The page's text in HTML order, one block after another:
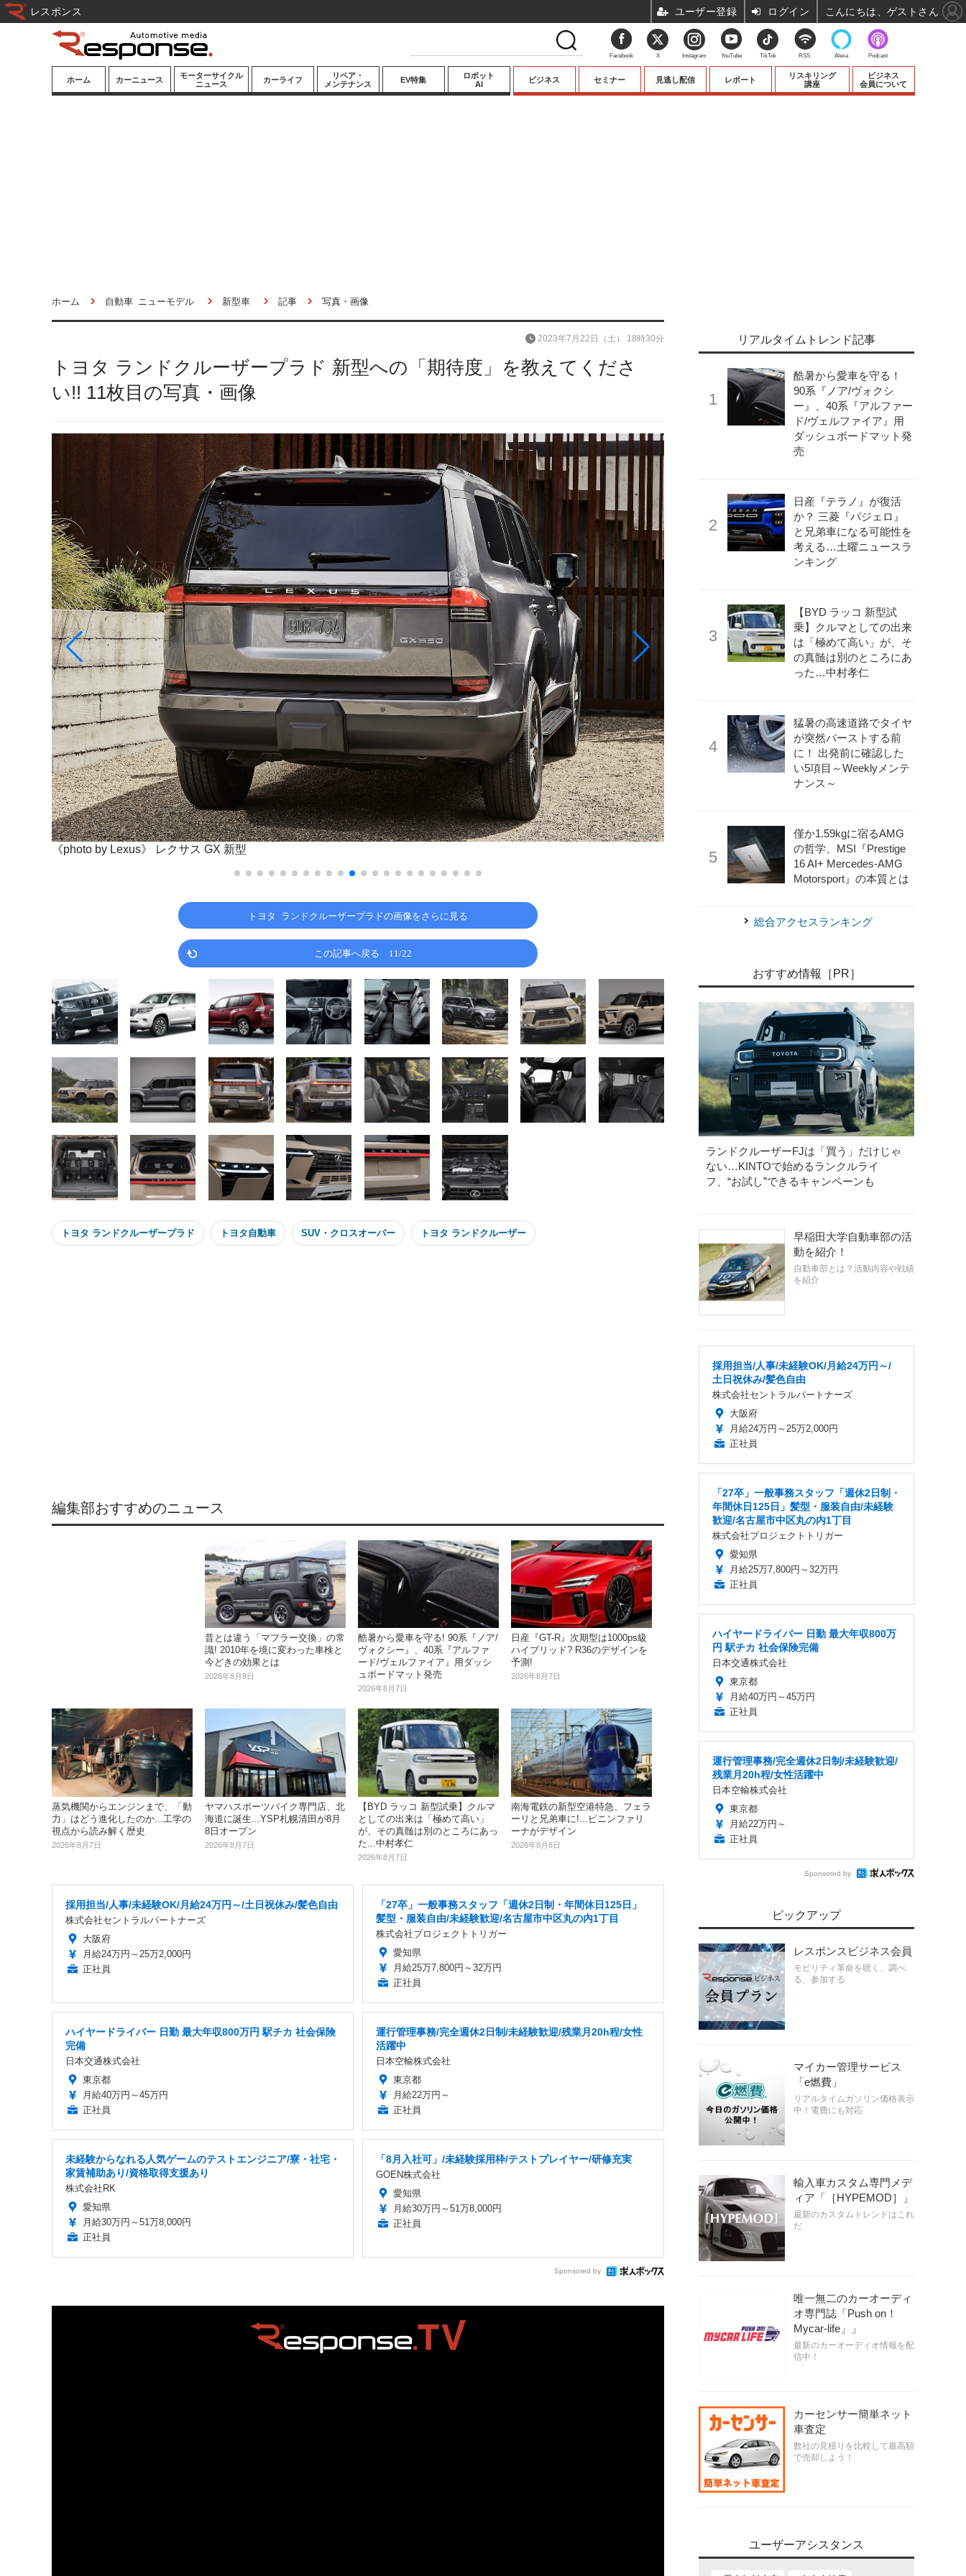
ホーム カーニュース
モーターサイクル
ニュース
カーライフ
リペア・
メンテナンス
EV特集
ロボット
AI
ビジネス セミナー 見逃し配信 レポート
リスキリング
講座
ビジネス
会員について
ホーム 自動車 ニューモデル 新型車 記事 写真・画像
トヨタ ランドクルーザープラド 新型への「期待度」を教えてくださ
い!! 11枚目の写真・画像
2023年7月22日（土） 18時30分
《photo by Lexus》 レクサス GX 新型 《photo by Lexus》 レクサス GX 新型
トヨタ ランドクルーザープラドの画像をさらに見る
この記事へ戻る 11/22
トヨタ ランドクルーザープラド トヨタ自動車 SUV・クロスオーバー トヨタ ランドクルーザー
編集部おすすめのニュース
昔とは違う「マフラー交換」の常
識! 2010年を境に変わった車検と
今どきの効果とは
2026年8月8日
酷暑から愛車を守る! 90系『ノア/
ヴォクシー』、40系『アルファ
ード/ヴェルファイア』用ダッシ
ュボードマット発売
2026年8月7日
日産『GT-R』次期型は1000ps級
ハイブリッド? R36のデザインを
予測!
2026年8月7日
蒸気機関からエンジンまで、「動
力」はどう進化したのか...工学の
視点から読み解く歴史
2026年8月7日
ヤマハスポーツバイク専門店、北
海道に誕生...YSP札幌清田が8月
8日オープン
2026年8月7日
【BYD ラッコ 新型試乗】クルマ
としての出来は「極めて高い」
が、その真髄は別のところにあっ
た...中村孝仁
2026年8月7日
南海電鉄の新型空港特急、フェラ
ーリと兄弟車に!...ピニンファリ
ーナがデザイン
2026年8月8日
採用担当/人事/未経験OK/月給24万円～/土日祝休み/髪色自由
株式会社セントラルパートナーズ
大阪府
月給24万円～25万2,000円
正社員
「27卒」一般事務スタッフ「週休2日制・年間休日125日」
髪型・服装自由/未経験歓迎/名古屋市中区丸の内1丁目
株式会社プロジェクトトリガー
愛知県
月給25万7,800円～32万円
正社員
ハイヤードライバー 日勤 最大年収800万円 駅チカ 社会保険
完備
日本交通株式会社
東京都
月給40万円～45万円
正社員
運行管理事務/完全週休2日制/未経験歓迎/残業月20h程/女性
活躍中
日本空輸株式会社
東京都
月給22万円～
正社員
未経験からなれる人気ゲームのテストエンジニア/寮・社宅・
家賃補助あり/資格取得支援あり
株式会社RK
愛知県
月給30万円～51万8,000円
正社員
「8月入社可」/未経験採用枠/テストプレイヤー/研修充実
GOEN株式会社
愛知県
月給30万円～51万8,000円
正社員
Sponsored by
リアルタイムトレンド記事
酷暑から愛車を守る！
90系『ノア/ヴォクシ
ー』、40系『アルファー
ド/ヴェルファイア』用
ダッシュボードマット発
売
日産『テラノ』が復活
か？ 三菱『パジェロ』
と兄弟車になる可能性を
考える…土曜ニュースラ
ンキング
【BYD ラッコ 新型試
乗】クルマとしての出来
は「極めて高い」が、そ
の真髄は別のところにあ
った…中村孝仁
猛暑の高速道路でタイヤ
が突然バーストする前
に！ 出発前に確認した
い5項目～Weeklyメンテ
ナンス～
僅か1.59kgに宿るAMG
の哲学、MSI『Prestige
16 AI+ Mercedes-AMG
Motorsport』の本質とは
総合アクセスランキング
おすすめ情報［PR］
ランドクルーザーFJは「買う」だけじゃ
ない…KINTOで始めるランクルライ
フ、“お試し”できるキャンペーンも
早稲田大学自動車部の活
動を紹介！
自動車部とは？活動内容や戦績
を紹介
採用担当/人事/未経験OK/月給24万円～/
土日祝休み/髪色自由
株式会社セントラルパートナーズ
大阪府
月給24万円～25万2,000円
正社員
「27卒」一般事務スタッフ「週休2日制・
年間休日125日」髪型・服装自由/未経験
歓迎/名古屋市中区丸の内1丁目
株式会社プロジェクトトリガー
愛知県
月給25万7,800円～32万円
正社員
ハイヤードライバー 日勤 最大年収800万
円 駅チカ 社会保険完備
日本交通株式会社
東京都
月給40万円～45万円
正社員
運行管理事務/完全週休2日制/未経験歓迎/
残業月20h程/女性活躍中
日本空輸株式会社
東京都
月給22万円～
正社員
Sponsored by
ピックアップ
レスポンスビジネス会員
モビリティ革命を聴く、調べ
る、参加する
マイカー管理サービス
「e燃費」
リアルタイムガソリン価格表示
中！電費にも対応
輸入車カスタム専門メデ
ィア「［HYPEMOD］」
最新のカスタムトレンドはこれ
だ
唯一無二のカーオーディ
オ専門誌「Push on！
Mycar-life」」
最新のカーオーディオ情報を配
信中！
カーセンサー簡単ネット
車査定
数社の見積りを比較して最高額
で売却しよう！
ユーザーアシスタンス
Facebook X Instagram YouTube TikTok RSS Alexa Podcast
レスポンス ユーザー登録 ログイン こんにちは、ゲストさん